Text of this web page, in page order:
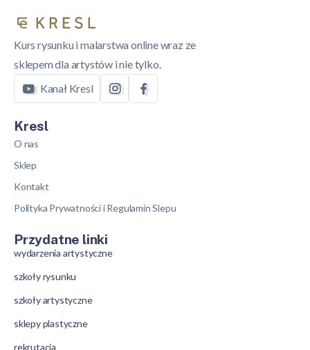
Kurs rysunku i malarstwa online wraz ze
sklepem dla artystów i nie tylko.
Kanał Kresl
Kresl
O nas
Sklep
Kontakt
Polityka Prywatności i Regulamin Slepu
Przydatne linki
wydarzenia artystyczne
szkoły rysunku
szkoły artystyczne
sklepy plastyczne
rekrutacja